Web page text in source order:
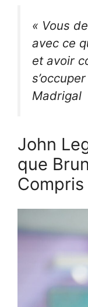
« Vous
avec ce
et avoir
Madrigal
John
que
Compris